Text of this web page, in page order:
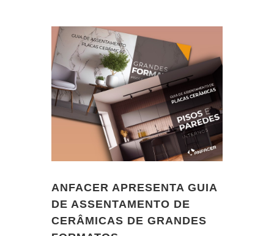
ANFACER APRESENTA GUIA
DE ASSENTAMENTO DE
CERÂMICAS DE GRANDES